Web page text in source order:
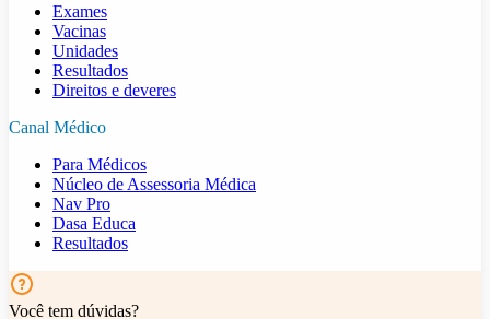
Exames
Vacinas
Unidades
Resultados
Direitos e deveres
Canal Médico
Para Médicos
Núcleo de Assessoria Médica
Nav Pro
Dasa Educa
Resultados
Você tem dúvidas?